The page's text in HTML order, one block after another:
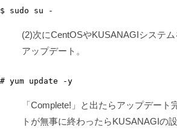
$ sudo su -
(2)次にCentOSやKUSANAGIシステ
アップデート。
# yum update -y
「Complete!」と出たらアップデート
トが無事に終わったらKUSANAGIの